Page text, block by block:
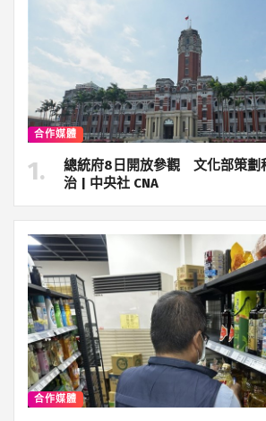
合作媒體
總統府8日開放參觀 文化部策劃
治 | 中央社 CNA
合作媒體